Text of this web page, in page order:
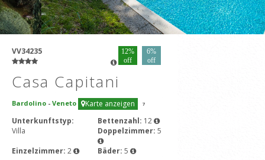
VV34235
12%
off
6%
off
Casa Capitani
Bardolino - Veneto Karte anzeigen 7
Unterkunftstyp:
Villa
Bettenzahl: 12
Doppelzimmer: 5
Einzelzimmer: 2 Bäder: 5